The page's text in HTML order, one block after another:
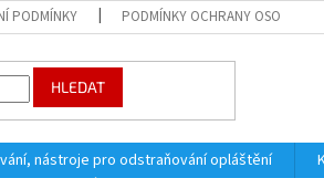
PODMÍNKY PODMÍNKY OCHRANY OSOBNÍCH
HLEDAT
nástroje pro odstraňování opláštění